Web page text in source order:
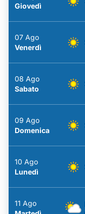
Giovedì
07 Ago
Venerdì
08 Ago
Sabato
09 Ago
Domenica
10 Ago
Lunedì
11 Ago